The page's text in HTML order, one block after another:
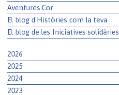
Aventures.Cor
El blog d'Històries com la teva
El blog de les Iniciatives solidàries
2026
2025
2024
2023